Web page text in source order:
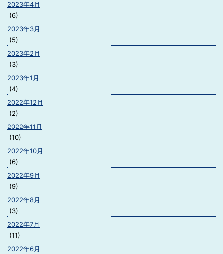
2023年4月
(6)
2023年3月
(5)
2023年2月
(3)
2023年1月
(4)
2022年12月
(2)
2022年11月
(10)
2022年10月
(6)
2022年9月
(9)
2022年8月
(3)
2022年7月
(11)
2022年6月